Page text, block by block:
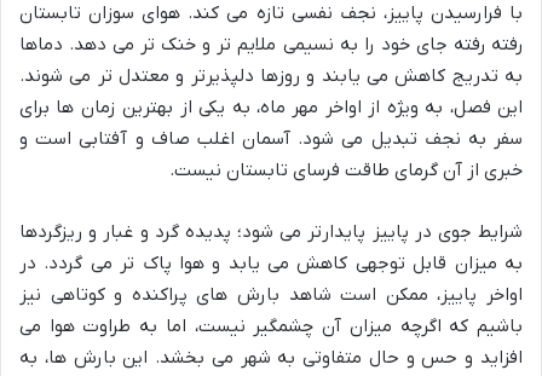
با فرارسیدن پاییز، نجف نفسی تازه می کند. هوای سوزان تابستان
رفته رفته جای خود را به نسیمی ملایم تر و خنک تر می دهد. دماها
به تدریج کاهش می یابند و روزها دلپذیرتر و معتدل تر می شوند.
این فصل، به ویژه از اواخر مهر ماه، به یکی از بهترین زمان ها برای
سفر به نجف تبدیل می شود. آسمان اغلب صاف و آفتابی است و
خبری از آن گرمای طاقت فرسای تابستان نیست.
شرایط جوی در پاییز پایدارتر می شود؛ پدیده گرد و غبار و ریزگردها
به میزان قابل توجهی کاهش می یابد و هوا پاک تر می گردد. در
اواخر پاییز، ممکن است شاهد بارش های پراکنده و کوتاهی نیز
باشیم که اگرچه میزان آن چشمگیر نیست، اما به طراوت هوا می
افزاید و حس و حال متفاوتی به شهر می بخشد. این بارش ها، به